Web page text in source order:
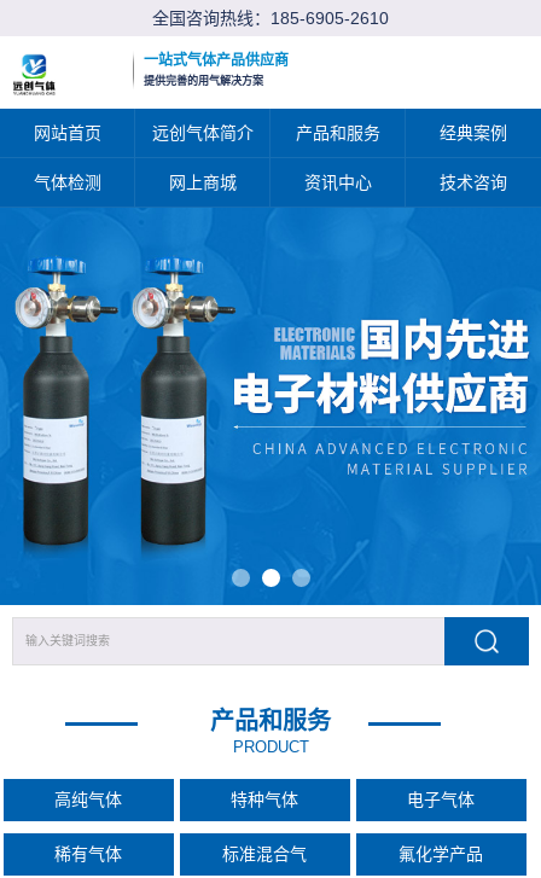
全国咨询热线： 185-6905-2610
一站式气体产品供应商
提供完善的用气解决方案
网站首页 远创气体简介 产品和服务 经典案例
气体检测 网上商城 资讯中心 技术咨询
产品和服务
PRODUCT
高纯气体 特种气体 电子气体
稀有气体 标准混合气 氟化学产品